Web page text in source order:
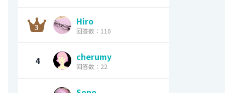
Hiro
回答数：110
4 cherumy
回答数：22